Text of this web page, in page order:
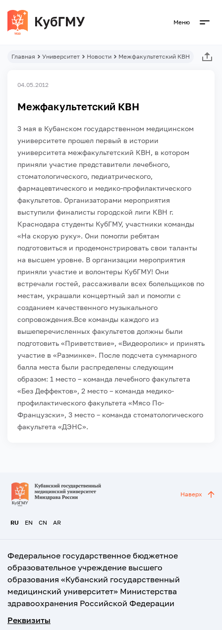
Меню
Главная Университет Новости Межфакультетский КВН
04.05.2012
Межфакультетский КВН
3 мая в Кубанском государственном медицинском
университете прошел первый в истории
университета межфакультетский КВН, в котором
приняли участие представители лечебного,
стоматологического, педиатрического,
фармацевтического и медико-профилактического
факультетов. Организаторами мероприятия
выступили финалисты городской лиги КВН г.
Краснодара студенты КубГМУ, участники команды
«На скорую руку». Они помогли ребятам
подготовиться и продемонстрировать свои таланты
на высшем уровне. В организации мероприятия
приняли участие и волонтеры КубГМУ! Они
встречали гостей, рассаживали всех болельщиков по
местам, украшали концертный зал и помогли с
созданием качественного музыкального
сопровождения.Все команды каждого из
вышеперечисленных факультетов должны были
подготовить «Приветствие», «Видеоролик» и принять
участие в «Разминке». После подсчета суммарного
балла места были распределены следующим
образом: 1 место – команда лечебного факультета
«Без Деффектов», 2 место – команда медико-
профилактического факультета «Мясо По-
Французски», 3 место – команда стоматологического
факультета «ДЭНС».
RU EN CN AR
Наверх
Федеральное государственное бюджетное
образовательное учреждение высшего
образования «Кубанский государственный
медицинский университет» Министерства
здравоохранения Российской Федерации
Реквизиты